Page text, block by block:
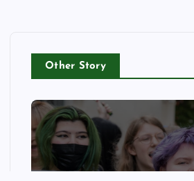
Other Story